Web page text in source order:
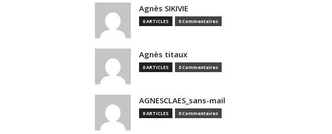
Agnès SIKIVIE
0 ARTICLES 0 Commentaires
Agnès titaux
0 ARTICLES 0 Commentaires
AGNESCLAES_sans-mail
0 ARTICLES 0 Commentaires